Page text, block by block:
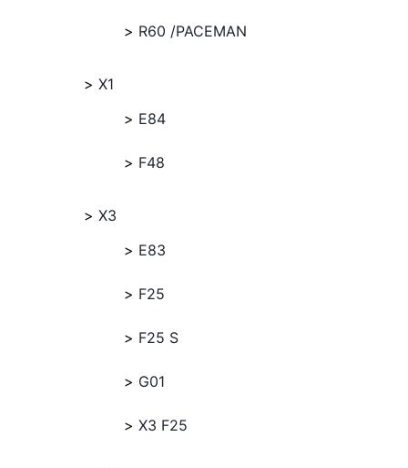
R60 /PACEMAN
X1
E84
F48
X3
E83
F25
F25 S
G01
X3 F25